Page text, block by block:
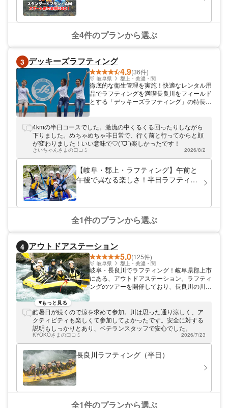
全4件のプランから選ぶ
3 デッキーズラフティング
4.9(36件)
岐阜県 郡上・美濃・関
徹底的な衛生管理を実施！快適なレンタル用
品でラフティングを満喫長良川をフィールド
とする「デッキーズラフティング」の特長
カリ性水で付着した皮脂を完璧に浮かせ入念
な洗剤洗浄を実施。水洗いすすぎ工程を2回
行い乾燥した後は除菌・消臭の合計6工程で
仕上げ。潔癖症の方も安心してラフティング
をお楽しみいただけます。
4kmの半日コースでした。激流の中くるくる回ったりしながら
下りました。めちゃめちゃ非日常で、行く前と行ってからと顔
が変わりました！いい意味で♡(ˊᗜˋ)楽しかったです！
きいちゃんさまの口コミ 2026/8/2
【岐阜・郡上・ラフティング】午前と
午後で異なる楽しさ！半日ラフティン
全1件のプランから選ぶ
4 アウトドアステーション
5.0(125件)
岐阜県 郡上・美濃・関
岐阜・長良川でラフティング！岐阜県郡上市
にある、アウトドアステーション。ラフティ
ングのツアーを開催しており、長良川の川下
するので、未経験者でも安心してお楽しみい
ただけます。大きな屋根つきのベースや清潔
な更衣室やトイレも完備。装備も最新のもの
を取り寄せています。ツアー中の写真の撮影
もあるので、思い出作りにピッタリですよ！
もっと見る
酷暑日が続くので涼を求めて参加。川は思った通り涼しく、ア
クティビティも楽しくて参加してよかったです。安全に対する
説明もしっかりとあり、ベテランスタッフで安心でした。
KYOKOさまの口コミ 2026/7/23
長良川ラフティング（半日）
全1件のプランから選ぶ